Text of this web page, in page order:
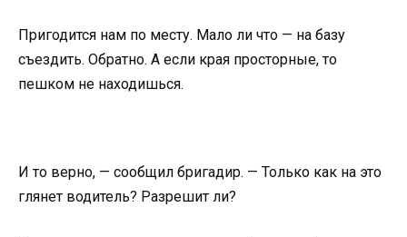
Пригодится нам по месту. Мало ли что — на базу
съездить. Обратно. А если края просторные, то
пешком не находишься.
И то верно, — сообщил бригадир. — Только как на это
глянет водитель? Разрешит ли?